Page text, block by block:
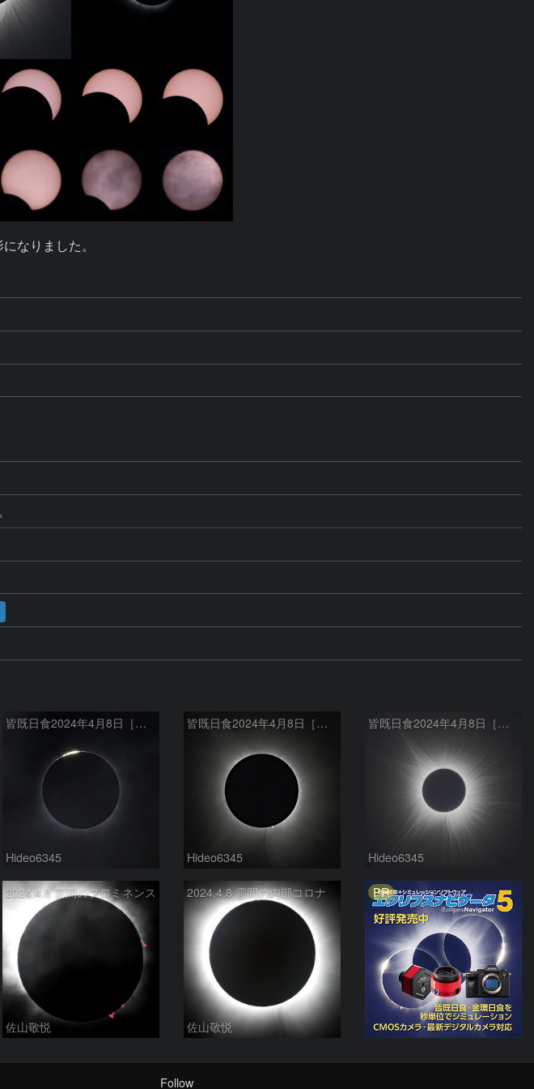
なりました。
皆既日食2024年4月8日［第２接触時のダイヤモンドリング］
Hideo6345
皆既日食2024年4月8日［内部コロナとプロミネンス］
Hideo6345
皆既日食2024年4月8日［外部コロナ f600mm］
Hideo6345
2024.4.8 雲間のプロミネンス
佐山敬悦
2024.4.8 雲間の内部コロナ
佐山敬悦
PR
Follow